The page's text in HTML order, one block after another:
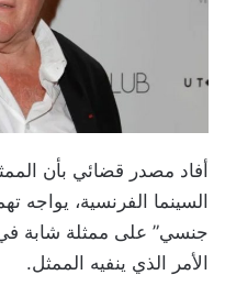
أفاد مصدر قضائي بأن
السينما الفرنسية، يواجه
الأمر الذي ينفيه الممثل.